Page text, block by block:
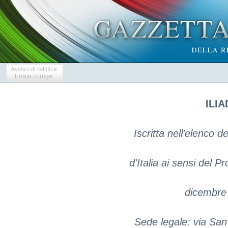
Avviso di rettifica
Errata corrige
Iscritta nell'elenco
d'Italia ai sensi del
Sede legale: via